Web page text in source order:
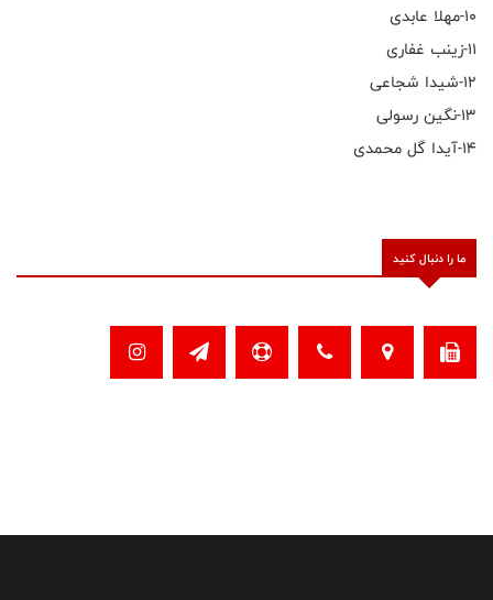
۱۰-مهلا عابدی
۱۱-زینب غفاری
۱۲-شیدا شجاعی
۱۳-نگین رسولی
۱۴-آیدا گل محمدی
ما را دنبال کنید